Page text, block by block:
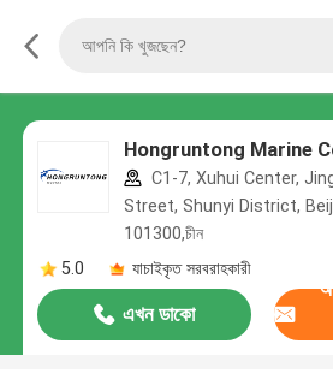
Hongruntong Marine
C1-7, Xuhui Center,
Street, Shunyi District,
101300,চীন
5.0
যাচাইকৃত সরবরাহকারী
এখন ডাকো